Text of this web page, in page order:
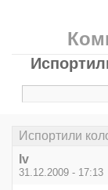
Испортили
Iv
31.12.2009 - 17:13